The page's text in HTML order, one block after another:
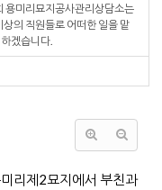
용미리묘지공사관리상담소는
의 직원들로 어떠한 일을 맡
겠습니다.
리제2묘지에서 부친과